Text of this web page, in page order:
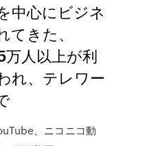
中心にビジネ
きた、
人以上が利
れ、テレワー
、ニコニコ動